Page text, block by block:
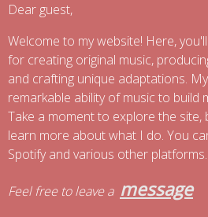
Dear guest,
Welcome to my website! Here,
for creating original music,
and crafting unique adaptations.
remarkable ability of music to build
Take a moment to explore the site,
learn more about what I do. You
Spotify and various other platforms.
Feel free to leave a message